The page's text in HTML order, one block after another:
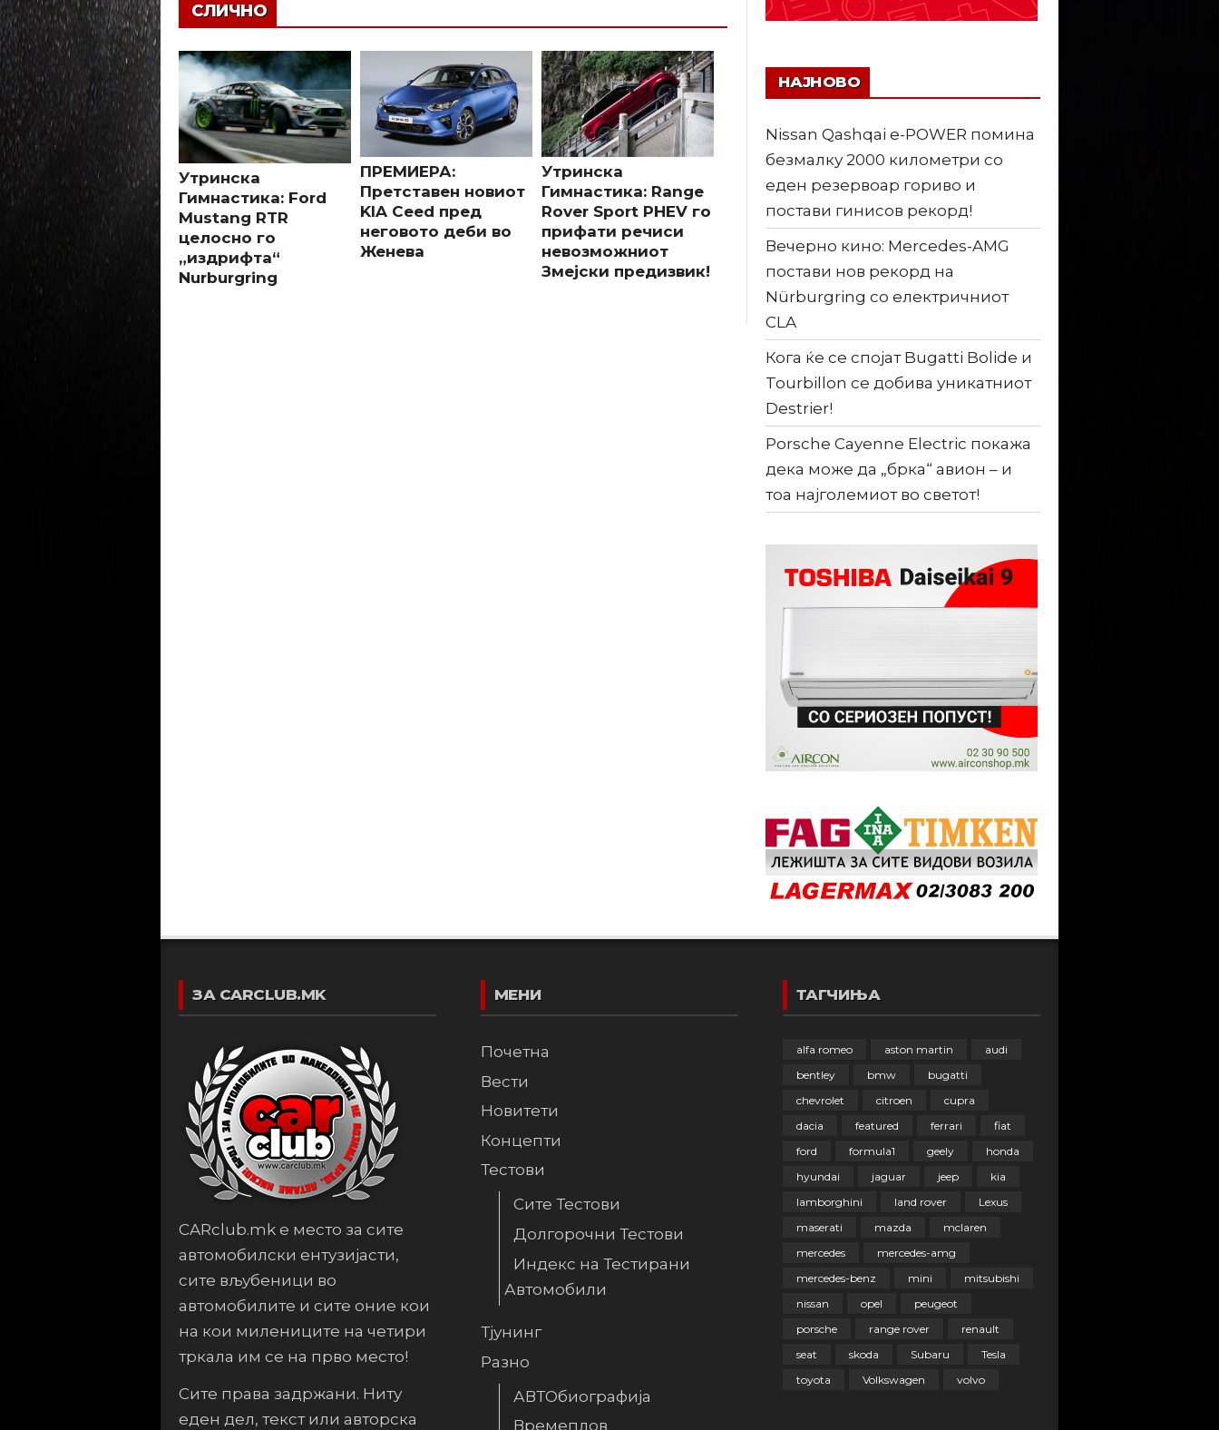
СЛИЧНО
Утринска
Гимнастика: Ford
Mustang RTR
целосно го
„издрифта“
Nurburgring
ПРЕМИЕРА:
Претставен новиот
KIA Ceed пред
неговото деби во
Женева
Утринска
Гимнастика: Range
Rover Sport PHEV го
прифати речиси
невозможниот
Змејски предизвик!
НАЈНОВО
Nissan Qashqai e-POWER помина
безмалку 2000 километри со
еден резервоар гориво и
постави гинисов рекорд!
Вечерно кино: Mercedes-AMG
постави нов рекорд на
Nürburgring со електричниот
CLA
Кога ќе се спојат Bugatti Bolide и
Tourbillon се добива уникатниот
Destrier!
Porsche Cayenne Electric покажа
дека може да „брка“ авион – и
тоа најголемиот во светот!
ЗА CARCLUB.MK
CARclub.mk е место за сите
автомобилски ентузијасти,
сите вљубеници во
автомобилите и сите оние кои
на кои милениците на четири
тркала им се на прво место!
Сите права задржани. Ниту
еден дел, текст или авторска
МЕНИ
Почетна
Вести
Новитети
Концепти
Тестови
Сите Тестови
Долгорочни Тестови
Индекс на Тестирани
Автомобили
Тјунинг
Разно
АВТОбиографија
Времеплов
ТАГЧИЊА
alfa romeo aston martin
audi
bentley
bmw
bugatti
chevrolet
citroen
cupra
dacia
featured ferrari
fiat
ford
formula1 geely
honda
hyundai
jaguar jeep
kia
lamborghini
land rover
Lexus
maserati
mazda
mclaren
mercedes
mercedes-amg
mercedes-benz
mini
mitsubishi
nissan
opel
peugeot
porsche
range rover
renault
seat
skoda Subaru
Tesla
toyota
Volkswagen volvo